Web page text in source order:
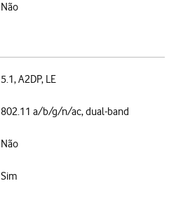
Não
5.1, A2DP, LE
802.11 a/b/g/n/ac, dual-band
Não
Sim